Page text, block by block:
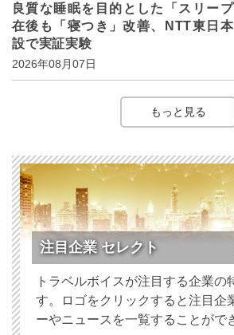
良質な睡眠を目的とした「スリー
在後も「寝つき」改善、NTT東日
設で実証実験
2026年08月07日
もっと見る
注目企業 セレクト
トラベルボイスが注目する企業の
す。ロゴをクリックすると注目企
ーやニュースを一覧することがで